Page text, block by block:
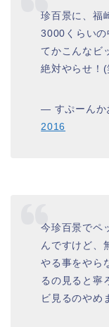
珍百景に、福
3000くらい
てかこんなビ
絶対やらせ！(
— すぷーんか
2016
今珍百景でペ
んですけど、
やる事をやら
るの見ると寧
ビ見るのやめ